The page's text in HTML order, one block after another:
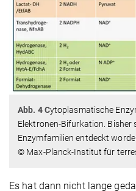
Abb. 4 Cytoplasmatische
Elektronen-Bifurkation. Bisher
Enzymfamilien entdeckt
© Max-Planck-Institut für
Es hat dann nicht lange